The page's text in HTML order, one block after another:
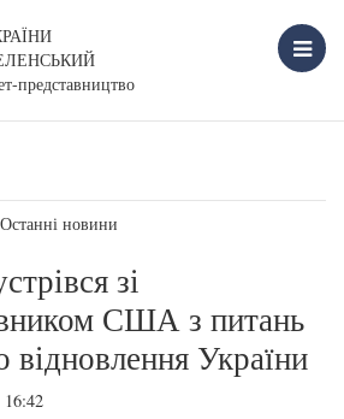
представництво
Останні новини
зі
США з питань
відновлення України
16:42